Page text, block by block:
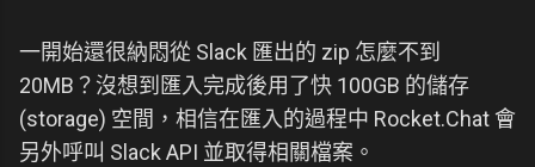
一開始還很納悶從 Slack 匯出的 zip 怎麼不到
20MB？沒想到匯入完成後用了快 100GB 的儲存
(storage) 空間，相信在匯入的過程中 Rocket.Chat 會
另外呼叫 Slack API 並取得相關檔案。